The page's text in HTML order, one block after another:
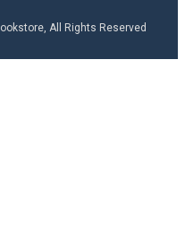
All Rights Reserved